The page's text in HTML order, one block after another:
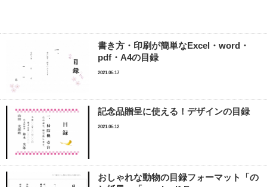
書き方・印刷が簡単なExcel・word・
pdf・A4の目録
2021.06.17
記念品贈呈に使える！デザインの目録
2021.06.12
おしゃれな動物の目録フォーマット「の